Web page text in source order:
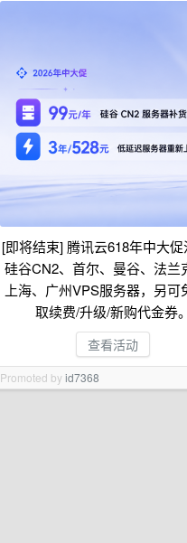
[即将结束] 腾讯云618年中大促
硅谷CN2、首尔、曼谷、法兰
上海、广州VPS服务器，另可
取续费/升级/新购代金券。
查看活动
Promoted byid7368